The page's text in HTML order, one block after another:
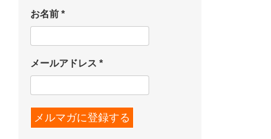
お名前*
メールアドレス*